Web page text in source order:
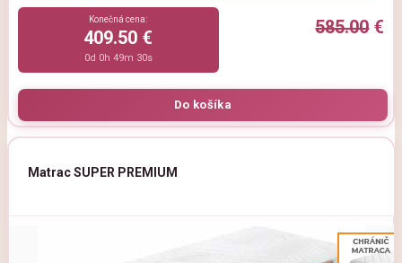
585.00€
Konečná cena:
409.50 €
0d 0h 49m 29s
Matrac SUPER PREMIUM